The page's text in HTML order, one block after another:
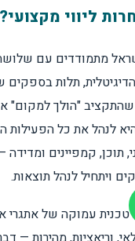
ליווי מקצועי?
מתמודדים עם
תלות
"הולך למקום"
לנהל את כל הפעילות
תוכן, קמפיינים
ויתחיל לנהל תוצאות.
טכנית עמוקה של אתגרי